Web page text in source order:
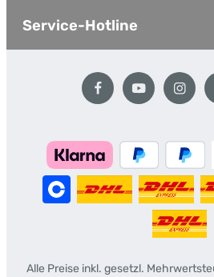
Service-Hotline
Alle Preise inkl. gesetzl.